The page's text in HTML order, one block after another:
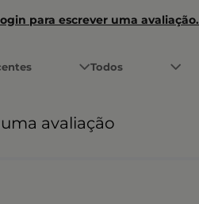
para escrever uma avaliação.
Todos
avaliação